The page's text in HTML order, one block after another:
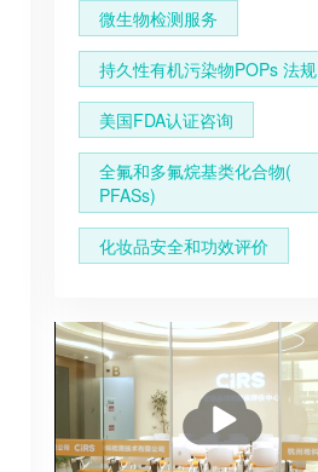
微生物检测服务
持久性有机污染物POPs 法规
美国FDA认证咨询
全氟和多氟烷基类化合物(
PFASs)
化妆品安全和功效评价
放